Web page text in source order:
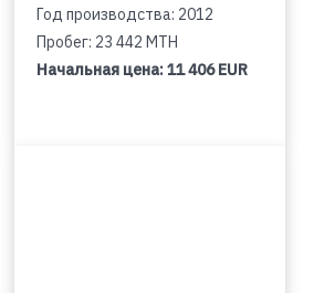
Год производства: 2012
Пробег: 23 442 MTH
Начальная цена:11 406 EUR